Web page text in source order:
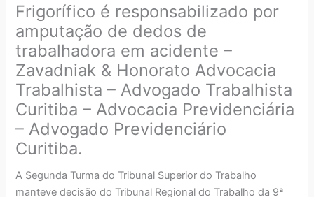
Frigorífico é responsabilizado por
amputação de dedos de
trabalhadora em acidente –
Zavadniak & Honorato Advocacia
Trabalhista – Advogado Trabalhista
Curitiba – Advocacia Previdenciária
– Advogado Previdenciário
Curitiba.
A Segunda Turma do Tribunal Superior do Trabalho
manteve decisão do Tribunal Regional do Trabalho da 9ª